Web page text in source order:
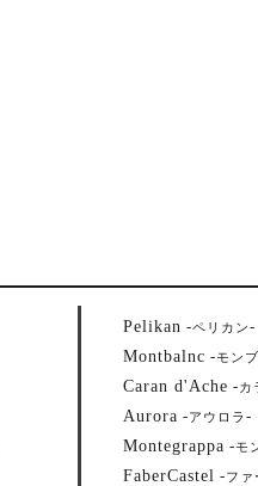
Pelikan -ペリカン-
Montbalnc -モン
Caran d'Ache -カ
Aurora -アウロラ -
Montegrappa -モ
FaberCastel -ファ